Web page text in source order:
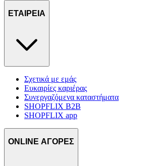
ΕΤΑΙΡΕΙΑ
Σχετικά με εμάς
Ευκαιρίες καριέρας
Συνεργαζόμενα καταστήματα
SHOPFLIX B2B
SHOPFLIX app
ONLINE ΑΓΟΡΕΣ